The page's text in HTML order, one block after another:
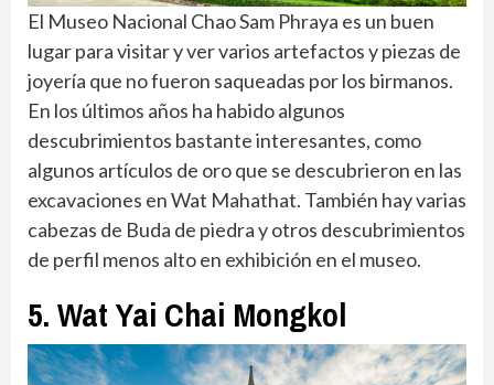
El Museo Nacional Chao Sam Phraya es un buen
lugar para visitar y ver varios artefactos y piezas de
joyería que no fueron saqueadas por los birmanos.
En los últimos años ha habido algunos
descubrimientos bastante interesantes, como
algunos artículos de oro que se descubrieron en las
excavaciones en Wat Mahathat. También hay varias
cabezas de Buda de piedra y otros descubrimientos
de perfil menos alto en exhibición en el museo.
5. Wat Yai Chai Mongkol